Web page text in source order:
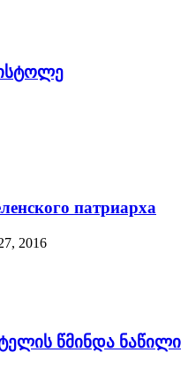
патриарха
2016
წმინდა ნაწილი